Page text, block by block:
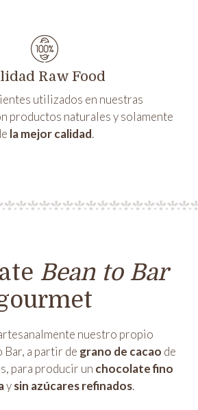
Raw Food
utilizados en nuestras
productos naturales y solamente
la mejor calidad.
Bean to Bar
nuestro propio
Bar, a partir de grano de cacao de
para producir un chocolate fino
ysin azúcares refinados.